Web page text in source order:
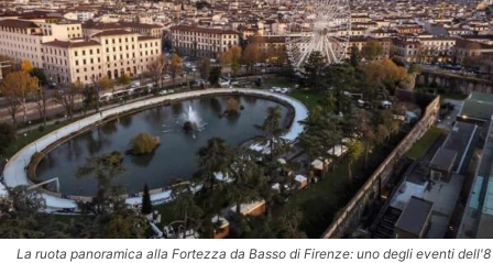
La ruota panoramica alla Fortezza da Basso di Firenze: uno degli eventi dell'8